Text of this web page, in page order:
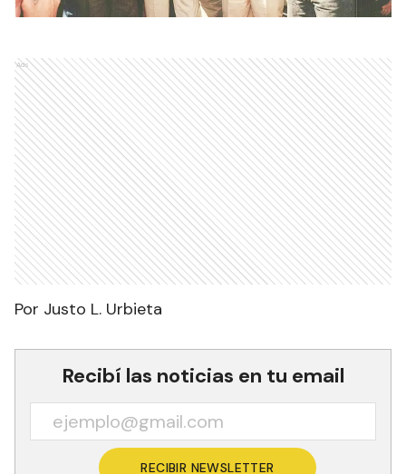
Ads
Por Justo L. Urbieta
Recibí las noticias en tu email
RECIBIR NEWSLETTER